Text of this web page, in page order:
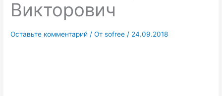
Викторович
Оставьте комментарий / Отsofree / 24.09.2018